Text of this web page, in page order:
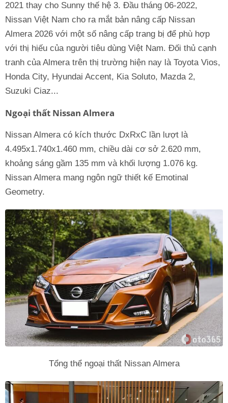
2021 thay cho Sunny thế hệ 3. Đầu tháng 06-2022,
Nissan Việt Nam cho ra mắt bản nâng cấp Nissan
Almera 2026 với một số nâng cấp trang bị để phù hợp
với thị hiếu của người tiêu dùng Việt Nam. Đối thủ cạnh
tranh của Almera trên thị trường hiện nay là Toyota Vios,
Honda City, Hyundai Accent, Kia Soluto, Mazda 2,
Suzuki Ciaz...
Ngoại thất Nissan Almera
Nissan Almera có kích thước DxRxC lần lượt là
4.495x1.740x1.460 mm, chiều dài cơ sở 2.620 mm,
khoảng sáng gầm 135 mm và khối lượng 1.076 kg.
Nissan Almera mang ngôn ngữ thiết kế Emotinal
Geometry.
Tổng thể ngoại thất Nissan Almera